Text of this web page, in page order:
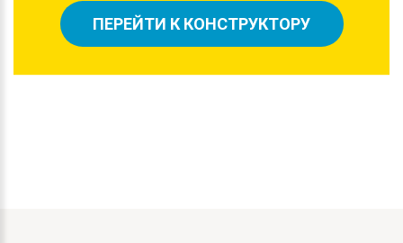
ПЕРЕЙТИ К КОНСТРУКТОРУ